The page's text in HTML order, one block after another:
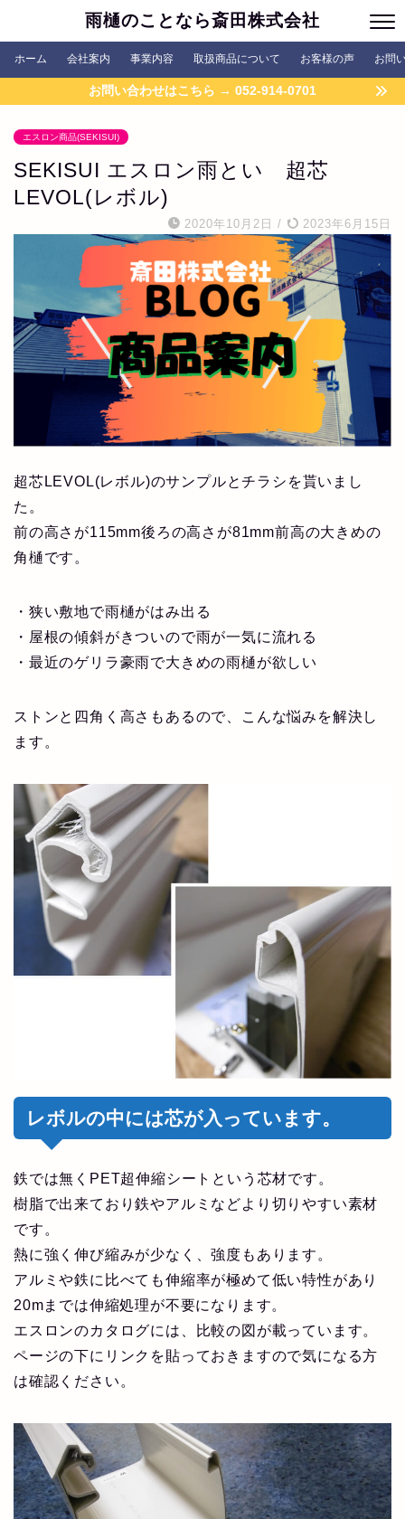
雨樋のことなら斎田株式会社
ホーム 会社案内 事業内容 取扱商品について お客様の声 お問
お問い合わせはこちら → 052-914-0701
エスロン商品(SEKISUI)
SEKISUI エスロン雨とい 超芯
LEVOL(レボル)
2020年10月2日 / 2023年6月15日
超芯LEVOL(レボル)のサンプルとチラシを貰いまし
た。
前の高さが115mm後ろの高さが81mm前高の大きめの
角樋です。
・狭い敷地で雨樋がはみ出る
・屋根の傾斜がきついので雨が一気に流れる
・最近のゲリラ豪雨で大きめの雨樋が欲しい
ストンと四角く高さもあるので、こんな悩みを解決し
ます。
レボルの中には芯が入っています。
鉄では無くPET超伸縮シートという芯材です。
樹脂で出来ており鉄やアルミなどより切りやすい素材
です。
熱に強く伸び縮みが少なく、強度もあります。
アルミや鉄に比べても伸縮率が極めて低い特性があり
20mまでは伸縮処理が不要になります。
エスロンのカタログには、比較の図が載っています。
ページの下にリンクを貼っておきますので気になる方
は確認ください。